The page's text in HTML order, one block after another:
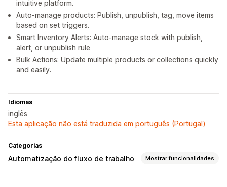
intuitive platform.
Auto-manage products: Publish, unpublish, tag, move items
based on set triggers.
Smart Inventory Alerts: Auto-manage stock with publish,
alert, or unpublish rule
Bulk Actions: Update multiple products or collections quickly
and easily.
Idiomas
inglês
Esta aplicação não está traduzida em português (Portugal)
Categorias
Automatização do fluxo de trabalho Mostrar funcionalidades